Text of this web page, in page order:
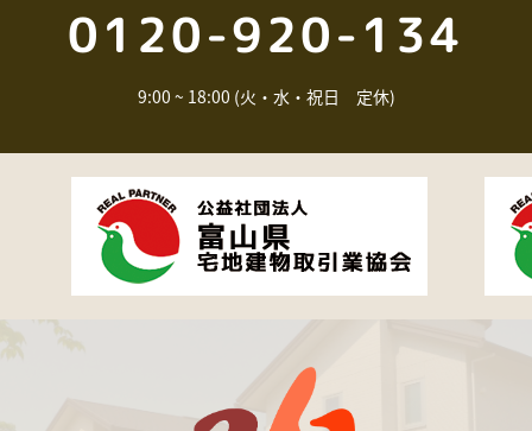
0120-920-134
9:00 ~ 18:00 (火・水・祝日 定休)